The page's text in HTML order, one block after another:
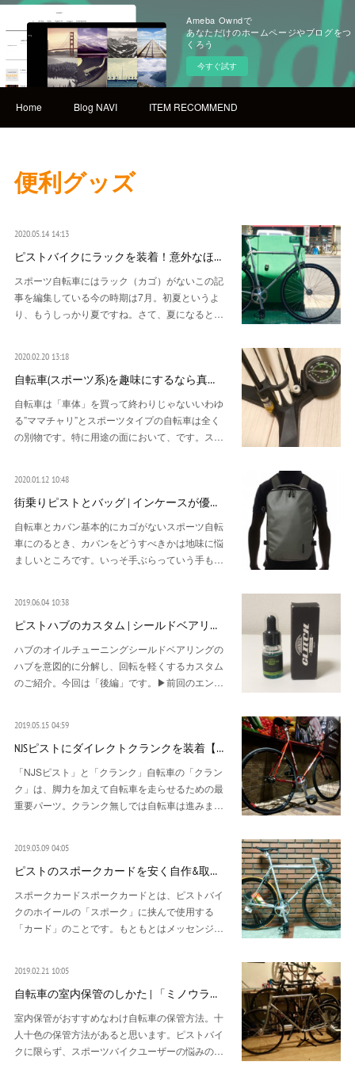
Ameba Owndで
あなただけのホームページやブログをつ
くろう
今すぐ試す
Home Blog NAVI ITEM RECOMMEND
便利グッズ
2020.05.14 14:13
ピストバイクにラックを装着！意外なほ…
スポーツ自転車にはラック（カゴ）がないこの記
事を編集している今の時期は7月。初夏というよ
り、もうしっかり夏ですね。さて、夏になると…
2020.02.20 13:18
自転車(スポーツ系)を趣味にするなら真…
自転車は「車体」を買って終わりじゃないいわゆ
る”ママチャリ”とスポーツタイプの自転車は全く
の別物です。特に用途の面において、です。ス…
2020.01.12 10:48
街乗りピストとバッグ | インケースが優…
自転車とカバン基本的にカゴがないスポーツ自転
車にのるとき、カバンをどうすべきかは地味に悩
ましいところです。いっそ手ぶらっていう手も…
2019.06.04 10:38
ピストハブのカスタム | シールドベアリ…
ハブのオイルチューニングシールドベアリングの
ハブを意図的に分解し、回転を軽くするカスタム
のご紹介。今回は「後編」です。▶前回のエン…
2019.05.15 04:59
NJSピストにダイレクトクランクを装着【…
「NJSピスト」と「クランク」自転車の「クラン
ク」は、脚力を加えて自転車を走らせるための最
重要パーツ。クランク無しでは自転車は進みま…
2019.03.09 04:05
ピストのスポークカードを安く自作&取…
スポークカードスポークカードとは、ピストバイ
クのホイールの「スポーク」に挟んで使用する
「カード」のことです。もともとはメッセンジ…
2019.02.21 10:05
自転車の室内保管のしかた | 「ミノウラ…
室内保管がおすすめなわけ自転車の保管方法。十
人十色の保管方法があると思います。ピストバイ
クに限らず、スポーツバイクユーザーの悩みの…